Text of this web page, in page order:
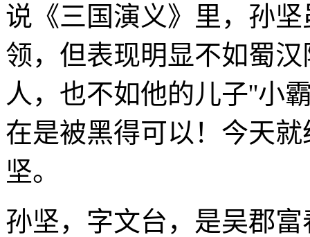
说《三国演义》里，孙
领，但表现明显不如蜀
人，也不如他的儿子''小
在是被黑得可以！今天
坚。
孙坚，字文台，是吴郡